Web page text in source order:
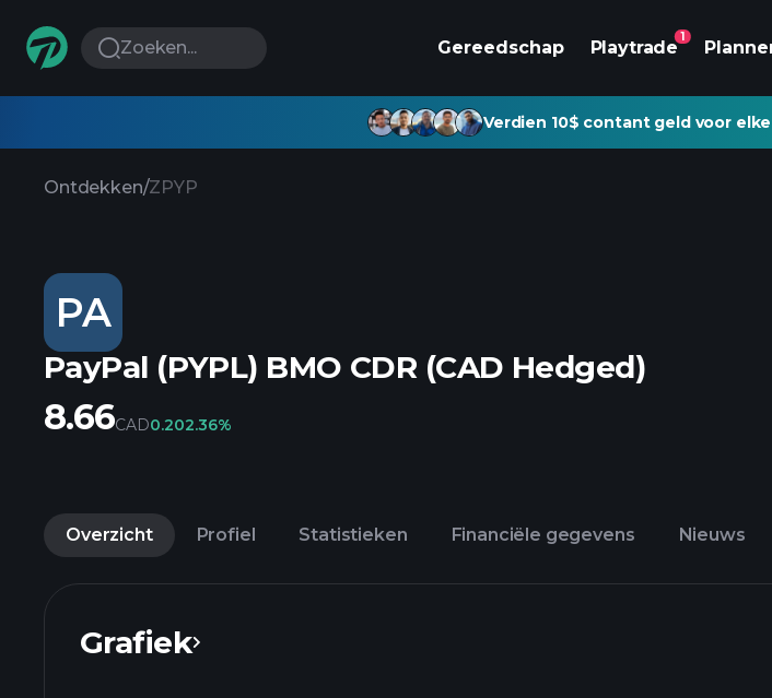
Zoeken... Gereedschap Playtrade
1
Verdien 10$ contant geld voor
Ontdekken/ZPYP
PA
PayPal (PYPL) BMO CDR (CAD Hedged)
8.66CAD0.202.36%
Overzicht Profiel Statistieken Financiële gegevens Nieuws
Grafiek